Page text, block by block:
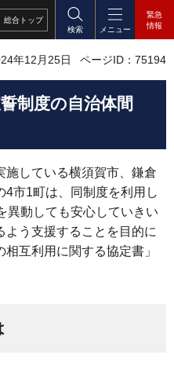
総合 トップ
検索
メニュー
緊急
情報
年12月25日 ページID：75194
制度の自治体間
施している横須賀市、鎌倉
市1町は、同制度を利用し
異動しても安心していきい
よう支援することを目的に
相互利用に関する協定書」